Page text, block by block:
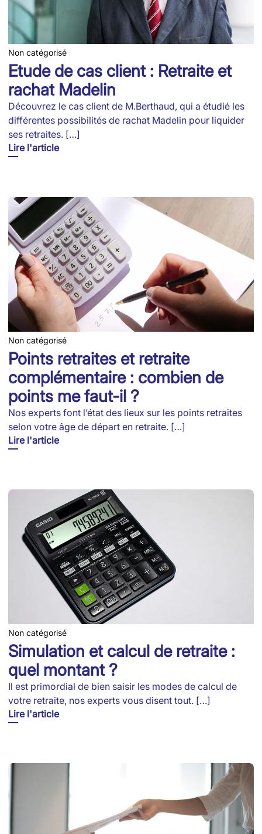
Non catégorisé
Etude de cas client : Retraite et
rachat Madelin
Découvrez le cas client de M.Berthaud, qui a étudié les
différentes possibilités de rachat Madelin pour liquider
ses retraites. […]
Lire l'article
Non catégorisé
Points retraites et retraite
complémentaire : combien de
points me faut-il ?
Nos experts font l’état des lieux sur les points retraites
selon votre âge de départ en retraite. […]
Lire l'article
Non catégorisé
Simulation et calcul de retraite :
quel montant ?
Il est primordial de bien saisir les modes de calcul de
votre retraite, nos experts vous disent tout. […]
Lire l'article